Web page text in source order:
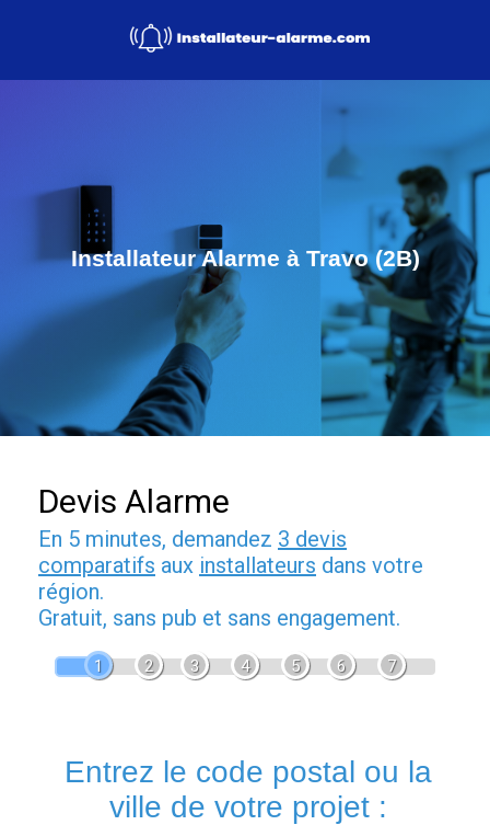
Installateur Alarme à Travo (2B)
Devis Alarme
En 5 minutes, demandez 3 devis
comparatifs aux installateurs dans votre
région.
Gratuit, sans pub et sans engagement.
1 2 3 4 5 6 7
Entrez le code postal ou la
ville de votre projet :